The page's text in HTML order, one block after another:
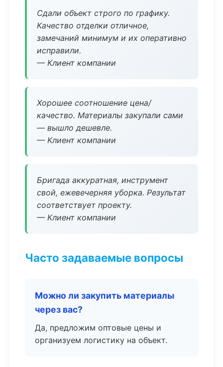
Сдали объект строго по графику.
Качество отделки отличное,
замечаний минимум и их оперативно
исправили.
— Клиент компании
Хорошее соотношение цена/
качество. Материалы закупали сами
— вышло дешевле.
— Клиент компании
Бригада аккуратная, инструмент
свой, ежевечерняя уборка. Результат
соответствует проекту.
— Клиент компании
Часто задаваемые вопросы
Можно ли закупить материалы
через вас?
Да, предложим оптовые цены и
организуем логистику на объект.